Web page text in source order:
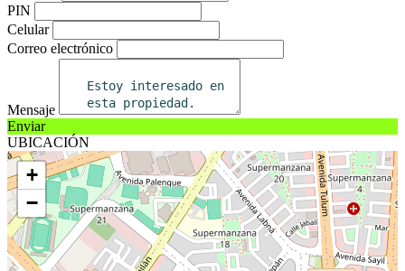
PIN
Celular
Correo electrónico
Mensaje
Enviar
UBICACIÓN
+
−